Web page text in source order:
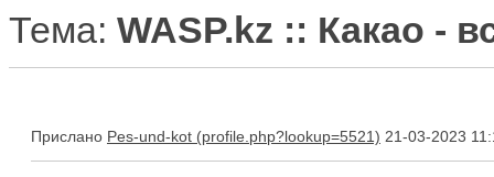
Тема: WASP.kz :: Какао -
Прислано Pes-und-kot 21-03-2023